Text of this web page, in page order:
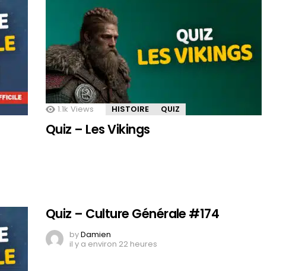
1.1k Views HISTOIRE QUIZ
Quiz – Les Vikings
Quiz – Culture Générale #174
byDamien
il y a environ 22 heures